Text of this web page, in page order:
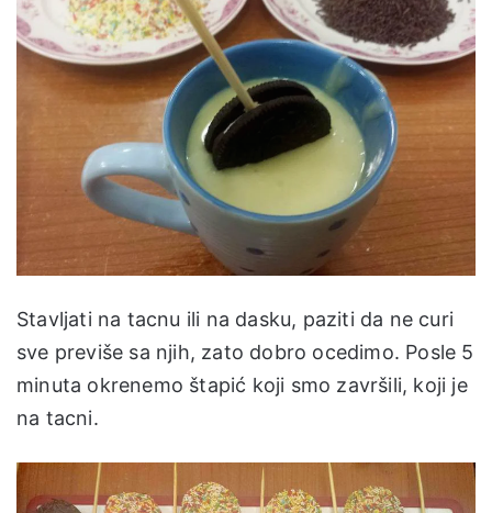
Stavljati na tacnu ili na dasku, paziti da ne curi
sve previše sa njih, zato dobro ocedimo. Posle 5
minuta okrenemo štapić koji smo završili, koji je
na tacni.